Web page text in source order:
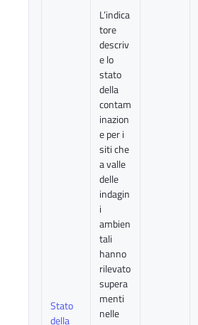
Stato
della
L’indica
tore
descriv
e lo
stato
della
contam
inazion
e per i
siti che
a valle
delle
indagin
i
ambien
tali
hanno
rilevato
supera
menti
nelle